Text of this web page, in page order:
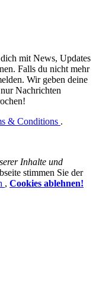
mit News, Updates
Falls du nicht mehr
Wir geben deine
Nachrichten
& Conditions .
Inhalte und
stimmen Sie der
, Cookies ablehnen!